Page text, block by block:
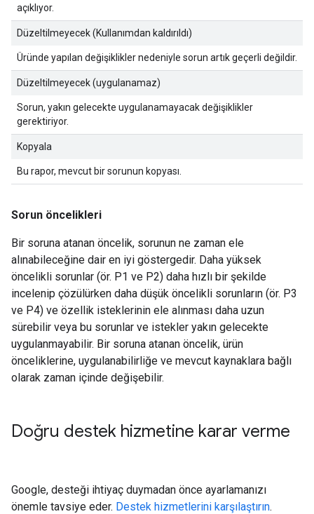
açıklıyor.
Düzeltilmeyecek (Kullanımdan kaldırıldı)
Üründe yapılan değişiklikler nedeniyle sorun artık geçerli değildir.
Düzeltilmeyecek (uygulanamaz)
Sorun, yakın gelecekte uygulanamayacak değişiklikler
gerektiriyor.
Kopyala
Bu rapor, mevcut bir sorunun kopyası.
Sorun öncelikleri
Bir soruna atanan öncelik, sorunun ne zaman ele
alınabileceğine dair en iyi göstergedir. Daha yüksek
öncelikli sorunlar (ör. P1 ve P2) daha hızlı bir şekilde
incelenip çözülürken daha düşük öncelikli sorunların (ör. P3
ve P4) ve özellik isteklerinin ele alınması daha uzun
sürebilir veya bu sorunlar ve istekler yakın gelecekte
uygulanmayabilir. Bir soruna atanan öncelik, ürün
önceliklerine, uygulanabilirliğe ve mevcut kaynaklara bağlı
olarak zaman içinde değişebilir.
Doğru destek hizmetine karar verme
Google, desteği ihtiyaç duymadan önce ayarlamanızı
önemle tavsiye eder. Destek hizmetlerini karşılaştırın.